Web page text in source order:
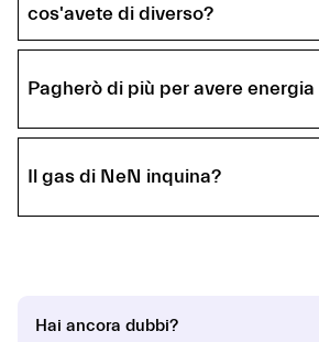
cos'avete di diverso?
Pagherò di più per avere
Il gas di NeN inquina?
Hai ancora dubbi?